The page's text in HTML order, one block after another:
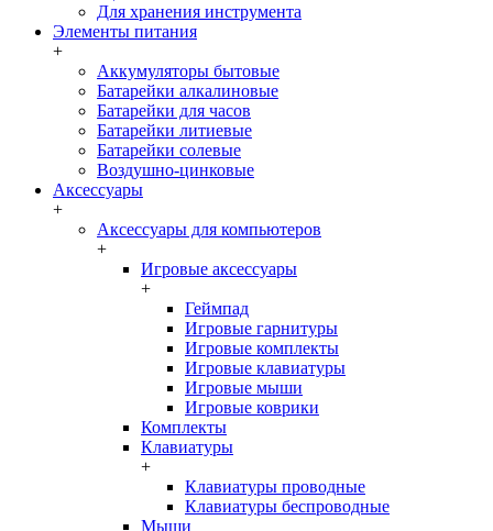
Для хранения инструмента
Элементы питания
+
Аккумуляторы бытовые
Батарейки алкалиновые
Батарейки для часов
Батарейки литиевые
Батарейки солевые
Воздушно-цинковые
Аксессуары
+
Аксессуары для компьютеров
+
Игровые аксессуары
+
Геймпад
Игровые гарнитуры
Игровые комплекты
Игровые клавиатуры
Игровые мыши
Игровые коврики
Комплекты
Клавиатуры
+
Клавиатуры проводные
Клавиатуры беспроводные
Мыши